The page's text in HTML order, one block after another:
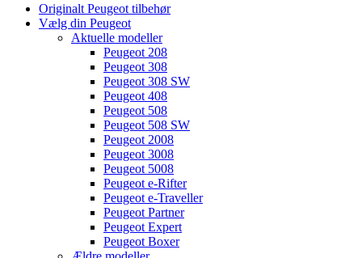
Originalt Peugeot tilbehør
Vælg din Peugeot
Aktuelle modeller
Peugeot 208
Peugeot 308
Peugeot 308 SW
Peugeot 408
Peugeot 508
Peugeot 508 SW
Peugeot 2008
Peugeot 3008
Peugeot 5008
Peugeot e-Rifter
Peugeot e-Traveller
Peugeot Partner
Peugeot Expert
Peugeot Boxer